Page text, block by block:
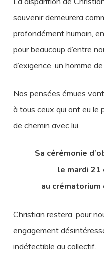
souvenir demeurera
profondément humain,
pour beaucoup d’entre
d’exigence, un homme
Nos pensées émues
à tous ceux qui ont eu le
de chemin avec lui.
Sa cérémonie
le mardi 21
au crématorium
Christian restera, pour
engagement
indéfectible au collectif.